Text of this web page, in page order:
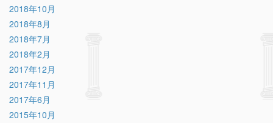
2018年10月
2018年8月
2018年7月
2018年2月
2017年12月
2017年11月
2017年6月
2015年10月